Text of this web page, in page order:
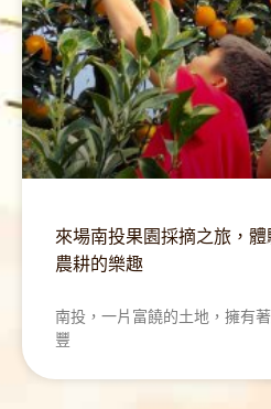
來場南投果園採摘之旅，
農耕的樂趣
南投，一片富饒的土地，擁有
豐